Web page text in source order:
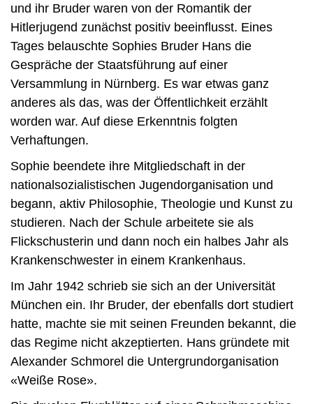
und ihr Bruder waren von der Romantik der
Hitlerjugend zunächst positiv beeinflusst. Eines
Tages belauschte Sophies Bruder Hans die
Gespräche der Staatsführung auf einer
Versammlung in Nürnberg. Es war etwas ganz
anderes als das, was der Öffentlichkeit erzählt
worden war. Auf diese Erkenntnis folgten
Verhaftungen.
Sophie beendete ihre Mitgliedschaft in der
nationalsozialistischen Jugendorganisation und
begann, aktiv Philosophie, Theologie und Kunst zu
studieren. Nach der Schule arbeitete sie als
Flickschusterin und dann noch ein halbes Jahr als
Krankenschwester in einem Krankenhaus.
Im Jahr 1942 schrieb sie sich an der Universität
München ein. Ihr Bruder, der ebenfalls dort studiert
hatte, machte sie mit seinen Freunden bekannt, die
das Regime nicht akzeptierten. Hans gründete mit
Alexander Schmorel die Untergrundorganisation
«Weiße Rose».